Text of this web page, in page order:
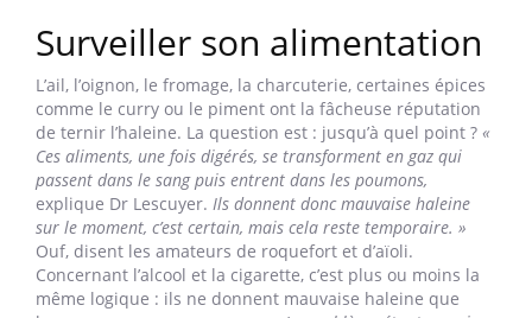
Surveiller son alimentation
L’ail, l’oignon, le fromage, la charcuterie, certaines épices
comme le curry ou le piment ont la fâcheuse réputation
de ternir l’haleine. La question est : jusqu’à quel point ? «
Ces aliments, une fois digérés, se transforment en gaz qui
passent dans le sang puis entrent dans les poumons,
explique Dr Lescuyer. Ils donnent donc mauvaise haleine
sur le moment, c’est certain, mais cela reste temporaire. »
Ouf, disent les amateurs de roquefort et d’aïoli.
Concernant l’alcool et la cigarette, c’est plus ou moins la
même logique : ils ne donnent mauvaise haleine que